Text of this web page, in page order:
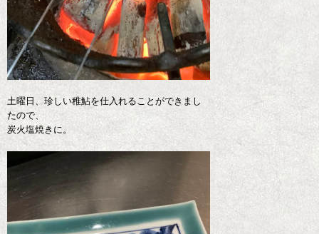
土曜日、珍しい稚鮎を仕入れることができまし
たので、
炭火塩焼きに。